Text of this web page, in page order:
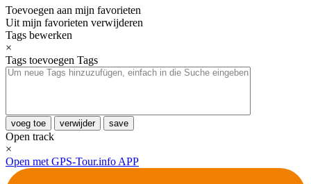
Toevoegen aan mijn favorieten
Uit mijn favorieten verwijderen
Tags bewerken
×
Tags toevoegen Tags
voeg toe verwijder save
Open track
×
Open met GPS-Tour.info APP